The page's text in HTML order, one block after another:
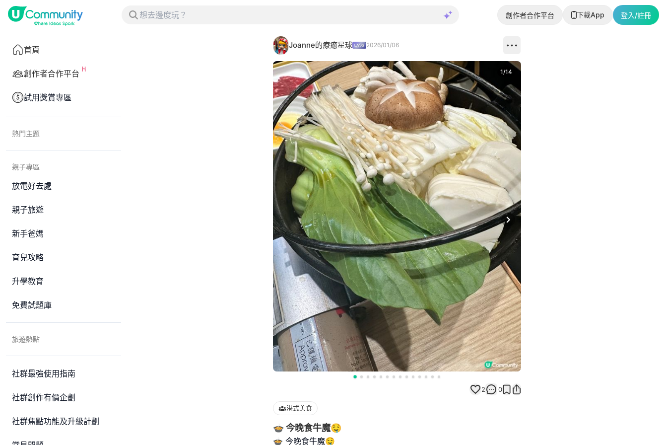
創作者合作平台 下載App 登入/註冊
首頁
創作者合作平台
試用獎賞專區
熱門主題
親子專區
放電好去處
親子旅遊
新手爸媽
育兒攻略
升學教育
免費試題庫
旅遊熱點
社群最強使用指南
社群創作有價企劃
社群焦點功能及升級計劃
Joanne的療癒星球 2026/01/06
Next slide
1/14
2 0
港式美食
🍲 今晚食牛魔🤤
🍲 今晚食牛魔🤤